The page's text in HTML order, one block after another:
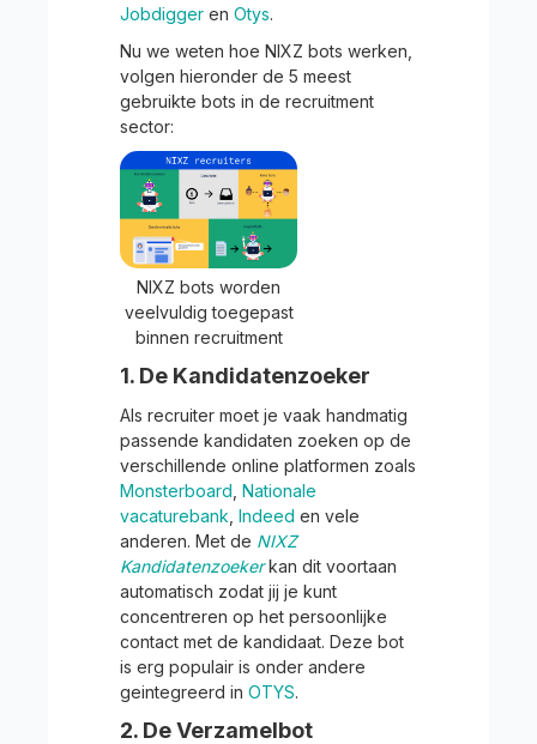
Jobdigger en Otys.
Nu we weten hoe NIXZ bots werken,
volgen hieronder de 5 meest
gebruikte bots in de recruitment
sector:
NIXZ bots worden
veelvuldig toegepast
binnen recruitment
1. De Kandidatenzoeker
Als recruiter moet je vaak handmatig
passende kandidaten zoeken op de
verschillende online platformen zoals
Monsterboard Nationale
vacaturebank Indeed en vele
anderen. Met de NIXZ
Kandidatenzoekerkan dit voortaan
automatisch zodat jij je kunt
concentreren op het persoonlijke
contact met de kandidaat. Deze bot
is erg populair is onder andere
geintegreerd in OTYS.
2. De Verzamelbot